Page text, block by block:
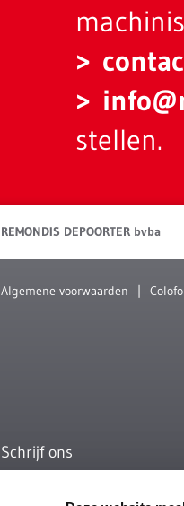
info@
stellen.
REMONDIS DEPOORTER bvba
Algemene voorwaarden
Schrijf ons